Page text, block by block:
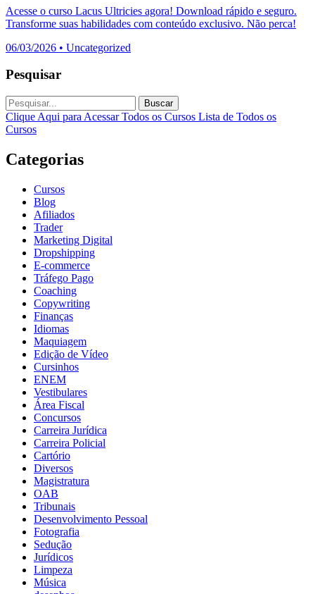
Acesse o curso Lacus Ultricies agora! Download rápido e seguro.
Transforme suas habilidades com conteúdo exclusivo. Não perca!
06/03/2026 • Uncategorized
Pesquisar
Buscar
Clique Aqui para Acessar Todos os Cursos Lista de Todos os
Cursos
Categorias
Cursos
Blog
Afiliados
Trader
Marketing Digital
Dropshipping
E-commerce
Tráfego Pago
Coaching
Copywriting
Finanças
Idiomas
Maquiagem
Edição de Vídeo
Cursinhos
ENEM
Vestibulares
Área Fiscal
Concursos
Carreira Jurídica
Carreira Policial
Cartório
Diversos
Magistratura
OAB
Tribunais
Desenvolvimento Pessoal
Fotografia
Sedução
Jurídicos
Limpeza
Música